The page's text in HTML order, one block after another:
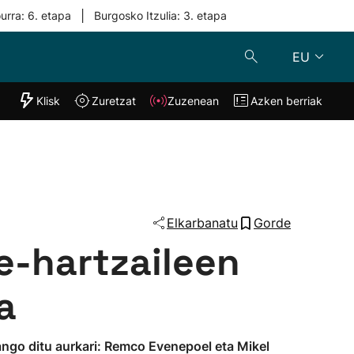
6. etapa Burgosko Itzulia: 3. etapa
EU
"Helmuga"
Klisk Zuzenean
Klisk Zuretzat Zuzenean Azken berriak
Elkarbanatu Gorde
hartzaileen
ditu aurkari: Remco Evenepoel eta Mikel